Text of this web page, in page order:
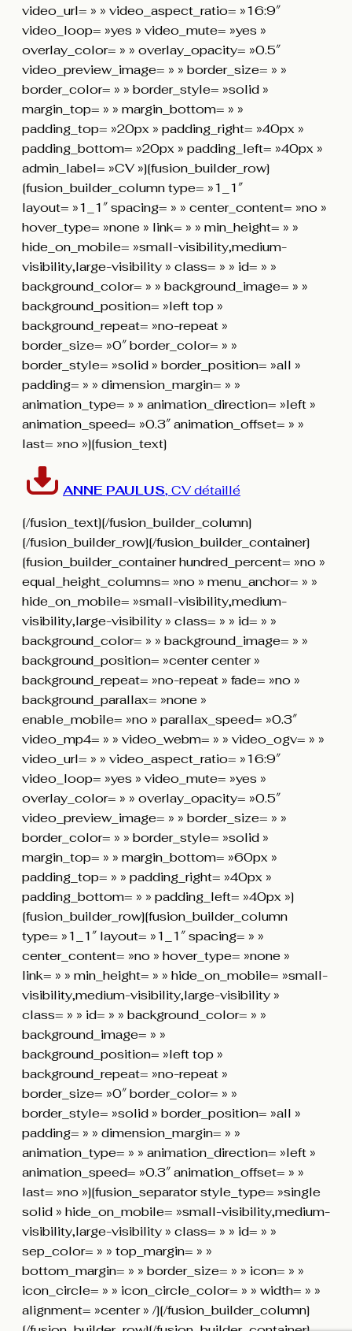
video_url= » » video_aspect_ratio= »16:9″
video_loop= »yes » video_mute= »yes »
overlay_color= » » overlay_opacity= »0.5″
video_preview_image= » » border_size= » »
border_color= » » border_style= »solid »
margin_top= » » margin_bottom= » »
padding_top= »20px » padding_right= »40px »
padding_bottom= »20px » padding_left= »40px »
admin_label= »CV »][fusion_builder_row]
[fusion_builder_column type= »1_1″
layout= »1_1″ spacing= » » center_content= »no »
hover_type= »none » link= » » min_height= » »
hide_on_mobile= »small-visibility,medium-
visibility,large-visibility » class= » » id= » »
background_color= » » background_image= » »
background_position= »left top »
background_repeat= »no-repeat »
border_size= »0″ border_color= » »
border_style= »solid » border_position= »all »
padding= » » dimension_margin= » »
animation_type= » » animation_direction= »left »
animation_speed= »0.3″ animation_offset= » »
last= »no »][fusion_text]
ANNE PAULUS, CV détaillé
[/fusion_text][/fusion_builder_column]
[/fusion_builder_row][/fusion_builder_container]
[fusion_builder_container hundred_percent= »no »
equal_height_columns= »no » menu_anchor= » »
hide_on_mobile= »small-visibility,medium-
visibility,large-visibility » class= » » id= » »
background_color= » » background_image= » »
background_position= »center center »
background_repeat= »no-repeat » fade= »no »
background_parallax= »none »
enable_mobile= »no » parallax_speed= »0.3″
video_mp4= » » video_webm= » » video_ogv= » »
video_url= » » video_aspect_ratio= »16:9″
video_loop= »yes » video_mute= »yes »
overlay_color= » » overlay_opacity= »0.5″
video_preview_image= » » border_size= » »
border_color= » » border_style= »solid »
margin_top= » » margin_bottom= »60px »
padding_top= » » padding_right= »40px »
padding_bottom= » » padding_left= »40px »]
[fusion_builder_row][fusion_builder_column
type= »1_1″ layout= »1_1″ spacing= » »
center_content= »no » hover_type= »none »
link= » » min_height= » » hide_on_mobile= »small-
visibility,medium-visibility,large-visibility »
class= » » id= » » background_color= » »
background_image= » »
background_position= »left top »
background_repeat= »no-repeat »
border_size= »0″ border_color= » »
border_style= »solid » border_position= »all »
padding= » » dimension_margin= » »
animation_type= » » animation_direction= »left »
animation_speed= »0.3″ animation_offset= » »
last= »no »][fusion_separator style_type= »single
solid » hide_on_mobile= »small-visibility,medium-
visibility,large-visibility » class= » » id= » »
sep_color= » » top_margin= » »
bottom_margin= » » border_size= » » icon= » »
icon_circle= » » icon_circle_color= » » width= » »
alignment= »center » /][/fusion_builder_column]